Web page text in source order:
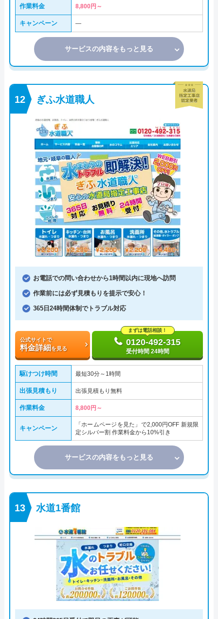
作業料金 8,800円～
キャンペーン ―
サービスの内容をもっと見る
ぎふ水道職人
お電話での問い合わせから1時間以内に現地へ訪問
作業前には必ず見積もりを提示で安心！
365日24時間体制でトラブル対応
公式サイトで
料金詳細を見る
まずは電話相談！
0120-492-315
受付時間 24時間
駆けつけ時間 最短30分～1時間
出張見積もり 出張見積もり無料
作業料金 8,800円～
キャンペーン
「ホームページを見た」で2,000円OFF 新規限
定シルバー割 作業料金から10%引き
サービスの内容をもっと見る
水道1番館